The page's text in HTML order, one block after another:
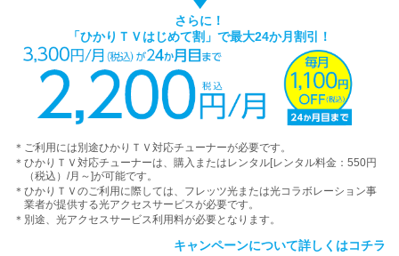
さらに！
「ひかりＴＶはじめて割」で最大24か月割引！
＊ ご利用には別途ひかりＴＶ対応チューナーが必要です。
＊ ひかりＴＶ対応チューナーは、購入またはレンタル[レンタル料金：550円
（税込）/月～]が可能です。
＊ ひかりＴＶのご利用に際しては、フレッツ光または光コラボレーション事
業者が提供する光アクセスサービスが必要です。
＊ 別途、光アクセスサービス利用料が必要となります。
キャンペーンについて詳しくはコチラ